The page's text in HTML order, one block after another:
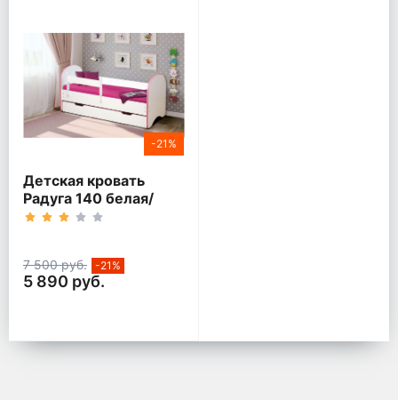
-21%
Детская кровать
Радуга 140 белая/
кант розовый
7 500 руб. -21%
5 890 руб.